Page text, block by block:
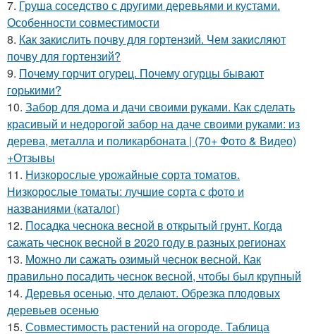
7. Груша соседство с другими деревьями и кустами.
Особенности совместимости
8. Как закислить почву для гортензий. Чем закисляют
почву для гортензий?
9. Почему горчит огурец. Почему огурцы бывают
горькими?
10. Забор для дома и дачи своими руками. Как сделать
красивый и недорогой забор на даче своими руками: из
дерева, металла и поликарбоната | (70+ Фото & Видео)
+Отзывы
11. Низкорослые урожайные сорта томатов.
Низкорослые томаты: лучшие сорта с фото и
названиями (каталог)
12. Посадка чеснока весной в открытый грунт. Когда
сажать чеснок весной в 2020 году в разных регионах
13. Можно ли сажать озимый чеснок весной. Как
правильно посадить чеснок весной, чтобы был крупный
14. Деревья осенью, что делают. Обрезка плодовых
деревьев осенью
15. Совместимость растений на огороде. Таблица